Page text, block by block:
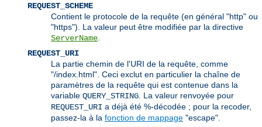
REQUEST_SCHEME
Contient le protocole de la requête (en général "http" ou
"https"). La valeur peut être modifiée par la directive
ServerName
REQUEST_URI
La partie chemin de l'URI de la requête, comme
"/index.html". Ceci exclut en particulier la chaîne de
paramètres de la requête qui est contenue dans la
variable QUERY_STRING . La valeur renvoyée pour
REQUEST_URI a déjà été %-décodée ; pour la recoder,
passez-la à la fonction de mappage "escape".